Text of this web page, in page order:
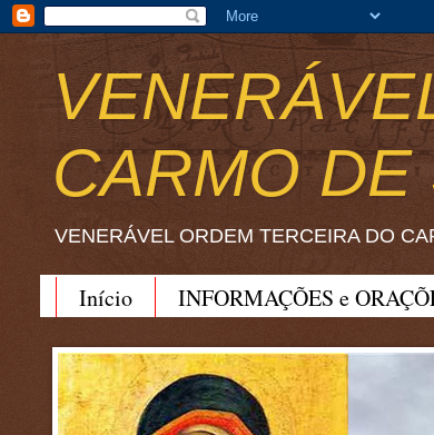
CARMO
VENERÁVEL ORDEM TERCEIRA DO
Início INFORMAÇÕES e